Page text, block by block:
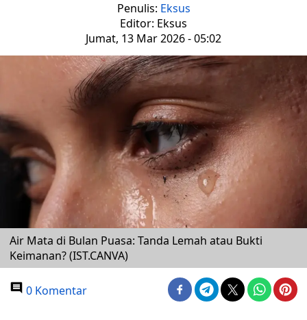
Penulis: Eksus
Editor: Eksus
Jumat, 13 Mar 2026 - 05:02
Air Mata di Bulan Puasa: Tanda Lemah atau Bukti
Keimanan? (IST.CANVA)
0 Komentar